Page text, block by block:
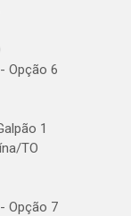
Opção 6
1
TO
Opção 7